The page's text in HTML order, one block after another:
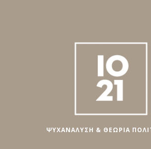
ΨΥΧΑΝΑΛΥΣΗ & ΘΕΩΡΙΑ